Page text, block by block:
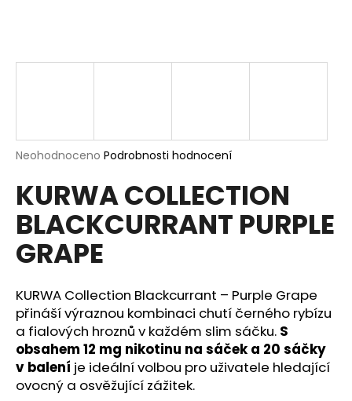
Průměrné
produktu
je
0,0
5
hvězdiček.
Neohodnoceno Podrobnosti hodnocení
KURWA COLLECTION
BLACKCURRANT PURPLE
GRAPE
KURWA Collection Blackcurrant – Purple Grape
přináší výraznou kombinaci chutí černého rybízu
a fialových hroznů v každém slim sáčku. S
obsahem 12 mg nikotinu na sáček a 20 sáčky
v balení je ideální volbou pro uživatele hledající
ovocný a osvěžující zážitek.
í
D
o
o
r
u
č
u
j